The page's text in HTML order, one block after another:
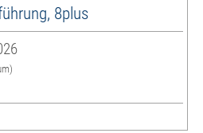
8plus